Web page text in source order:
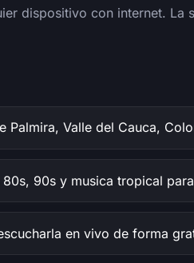
dispositivo con internet. La
Palmira, Valle del Cauca,
90s y musica tropical
en vivo de forma